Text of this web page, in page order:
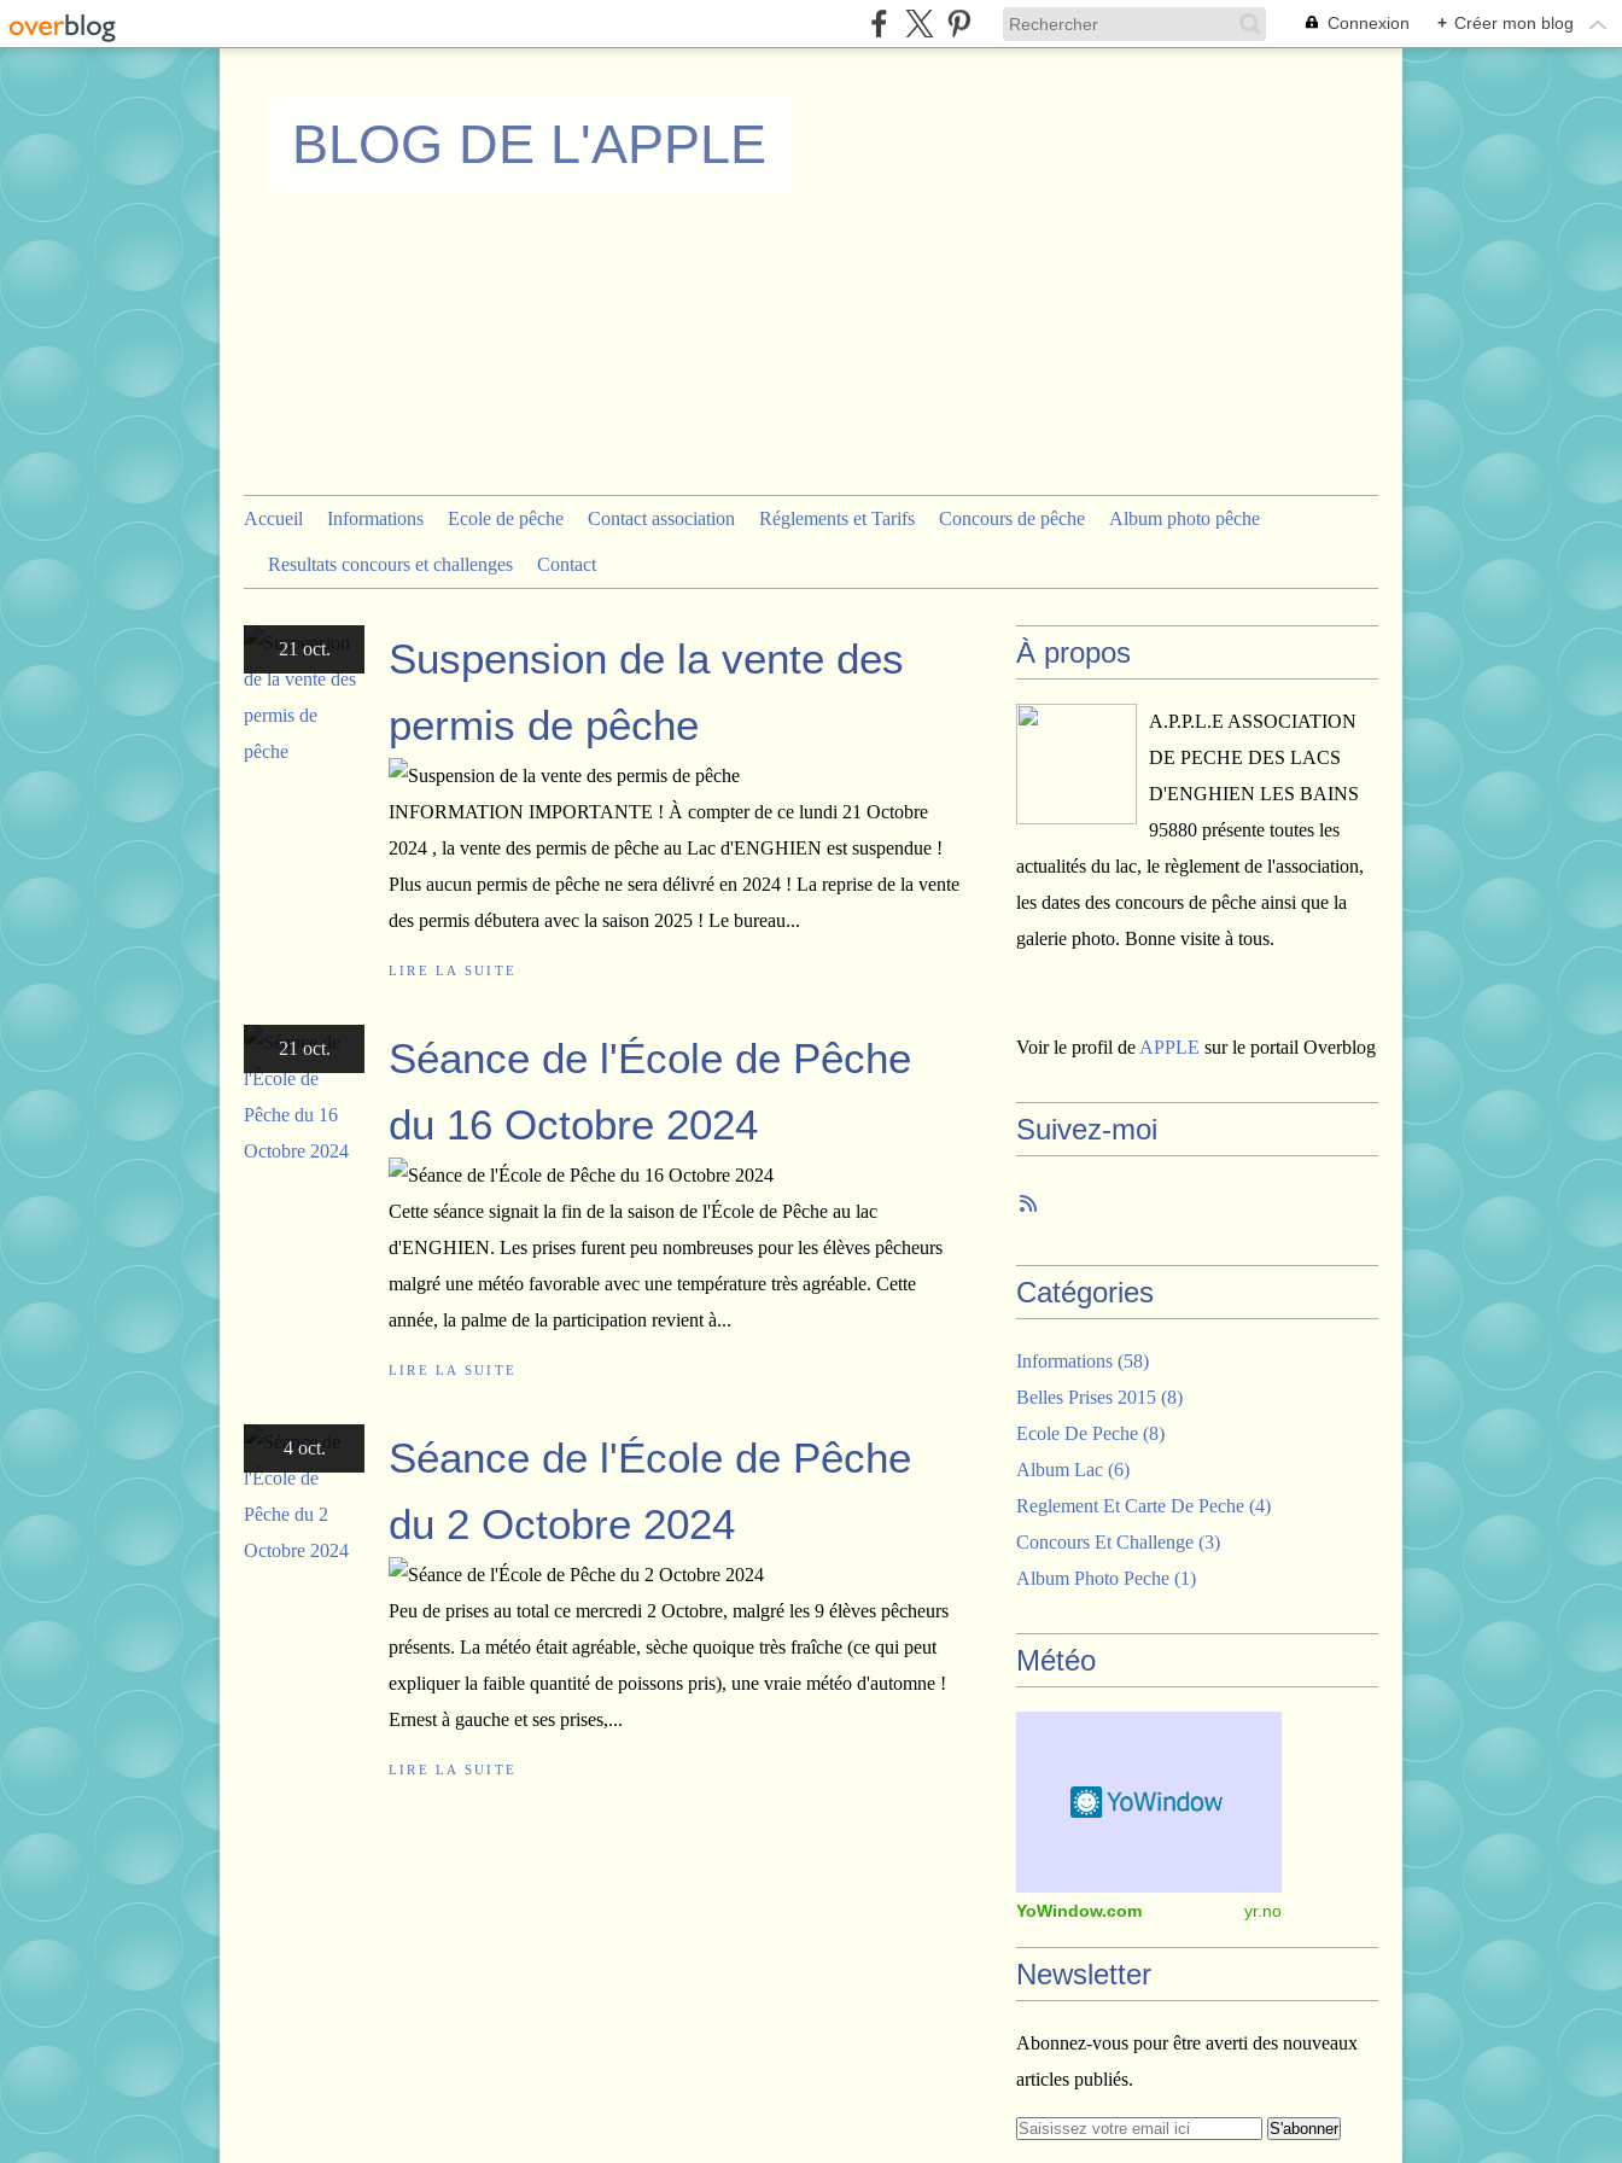
Connexion + Créer mon blog
BLOG DE L'APPLE
Accueil Informations Ecole de pêche Contact association Réglements et Tarifs Concours de pêche Album photo pêche
Resultats concours et challenges Contact
21 oct.
Suspension de la vente des
permis de pêche
INFORMATION IMPORTANTE ! À compter de ce lundi 21 Octobre
2024 , la vente des permis de pêche au Lac d'ENGHIEN est suspendue !
Plus aucun permis de pêche ne sera délivré en 2024 ! La reprise de la vente
des permis débutera avec la saison 2025 ! Le bureau...
LIRE LA SUITE
21 oct.
Séance de l'École de Pêche
du 16 Octobre 2024
Cette séance signait la fin de la saison de l'École de Pêche au lac
d'ENGHIEN. Les prises furent peu nombreuses pour les élèves pêcheurs
malgré une météo favorable avec une température très agréable. Cette
année, la palme de la participation revient à...
LIRE LA SUITE
4 oct.
Séance de l'École de Pêche
du 2 Octobre 2024
Peu de prises au total ce mercredi 2 Octobre, malgré les 9 élèves pêcheurs
présents. La météo était agréable, sèche quoique très fraîche (ce qui peut
expliquer la faible quantité de poissons pris), une vraie météo d'automne !
Ernest à gauche et ses prises,...
LIRE LA SUITE
À propos
A.P.P.L.E ASSOCIATION
DE PECHE DES LACS
D'ENGHIEN LES BAINS
95880 présente toutes les
actualités du lac, le règlement de l'association,
les dates des concours de pêche ainsi que la
galerie photo. Bonne visite à tous.
Voir le profil de APPLE sur le portail Overblog
Suivez-moi
Catégories
Informations (58)
Belles Prises 2015 (8)
Ecole De Peche (8)
Album Lac (6)
Reglement Et Carte De Peche (4)
Concours Et Challenge (3)
Album Photo Peche (1)
Météo
YoWindow.com yr.no
Newsletter
Abonnez-vous pour être averti des nouveaux
articles publiés.